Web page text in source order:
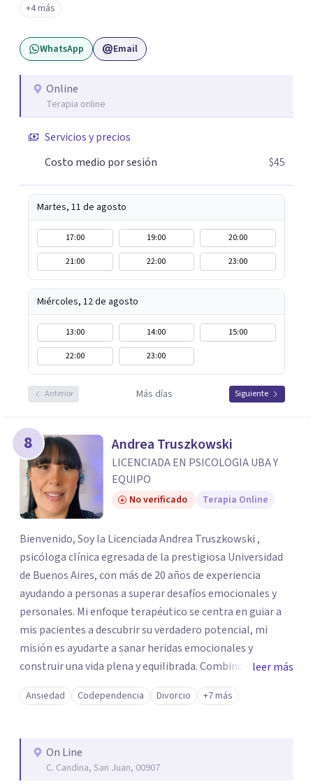
+4 más
WhatsApp Email
Online
Terapia online
Servicios y precios
Costo medio por sesión
$45
Martes, 11 de agosto
17:00 19:00
20:00
21:00
22:00 23:00
Miércoles, 12 de agosto
13:00 14:00
15:00
22:00
23:00
Anterior Más días Siguiente
8 Andrea Truszkowski
LICENCIADA EN PSICOLOGIA UBA Y
EQUIPO
No verificado Terapia Online
Bienvenido, Soy la Licenciada Andrea Truszkowski ,
psicóloga clínica egresada de la prestigiosa Universidad
de Buenos Aires, con más de 20 años de experiencia
ayudando a personas a superar desafíos emocionales y
personales. Mi enfoque terapéutico se centra en guiar a
mis pacientes a descubrir su verdadero potencial, mi
misión es ayudarte a sanar heridas emocionales y
construir una vida plena y equilibrada. Combino técnicas
basadas en la terapia cognitivo-conductual, terapia de
aceptación y compromiso, y enfoques humanistas
prioridad es crear un espacio seguro , empático y
transformador donde puedas explorar tus emociones,
identificar tus necesidades y trabajar en tu crecimiento
leer más
Ansiedad Codependencia Divorcio +7 más
On Line
C. Candina, San Juan, 00907